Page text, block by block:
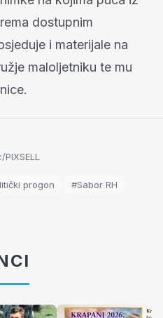
dostupnim
i materijale na
maloljetniku te mu
progon
#Sabor RH